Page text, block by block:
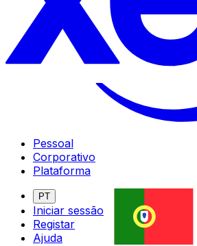
Pessoal
Corporativo
Plataforma
PT
Iniciar sessão
Registar
Ajuda